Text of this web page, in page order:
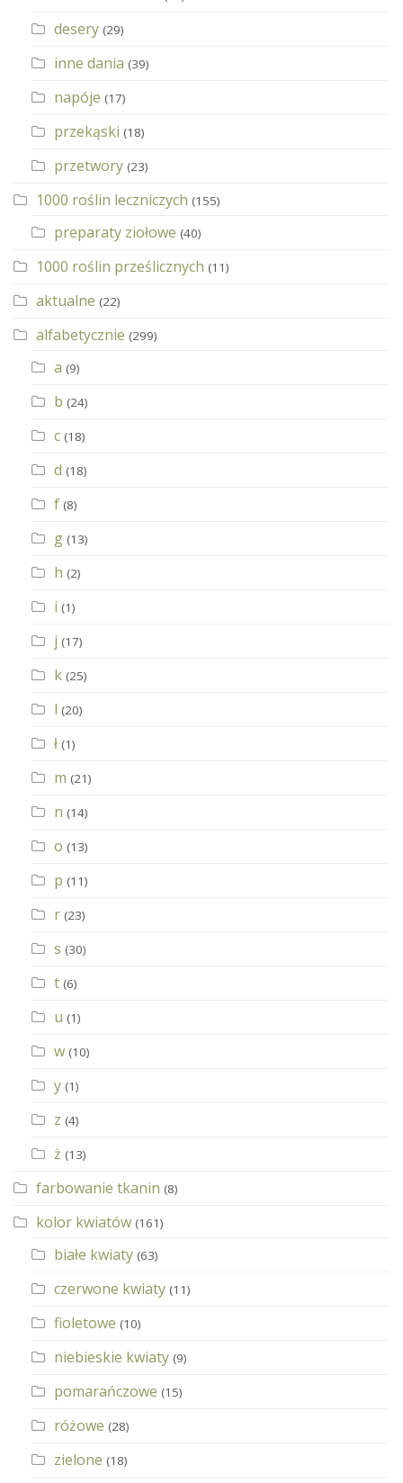
desery (29)
inne dania (39)
napóje (17)
przekąski (18)
przetwory (23)
1000 roślin leczniczych (155)
preparaty ziołowe (40)
1000 roślin prześlicznych (11)
aktualne (22)
alfabetycznie (299)
a (9)
b (24)
c (18)
d (18)
f (8)
g (13)
h (2)
i (1)
j (17)
k (25)
l (20)
ł (1)
m (21)
n (14)
o (13)
p (11)
r (23)
s (30)
t (6)
u (1)
w (10)
y (1)
z (4)
ż (13)
farbowanie tkanin (8)
kolor kwiatów (161)
białe kwiaty (63)
czerwone kwiaty (11)
fioletowe (10)
niebieskie kwiaty (9)
pomarańczowe (15)
różowe (28)
zielone (18)